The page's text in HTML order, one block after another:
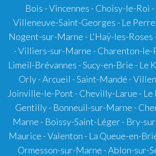
Bois - Vincennes - Choisy-le-Roi
Villeneuve-Saint-Georges - Le
Nogent-sur-Marne - L'Haÿ-les-Roses
- Villiers-sur-Marne - Charenton-le-
Limeil-Brévannes - Sucy-en-Brie - Le
Orly - Arcueil - Saint-Mandé -
Joinville-le-Pont - Chevilly-Larue - Le
Gentilly - Bonneuil-sur-Marne -
Marne - Boissy-Saint-Léger - Bry-
Maurice - Valenton - La Queue-en-
Ormesson-sur-Marne - Ablon-sur-